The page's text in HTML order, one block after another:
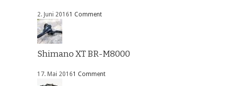
2. Juni 20161 Comment
Shimano XT BR-M8000
17. Mai 20161 Comment